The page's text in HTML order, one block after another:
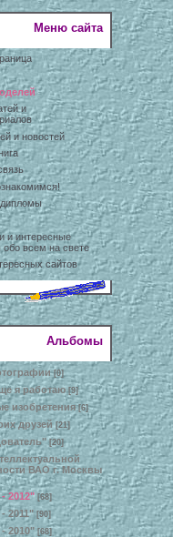
Меню сайта
и
и новостей
и интересные
всем на свете
сайтов
Альбомы
[0]
я работаю [9]
изобретения [6]
друзей [21]
[20]
ВАО г. Москвы
2012" [68]
2011" [90]
2010" [68]